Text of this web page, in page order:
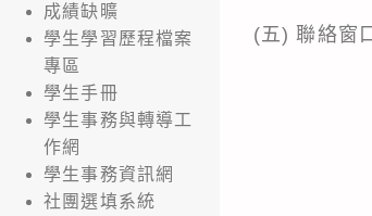
(五) 聯絡窗
成績缺曠
學生學習歷程檔案
專區
學生手冊
學生事務與轉導工
作網
學生事務資訊網
社團選填系統